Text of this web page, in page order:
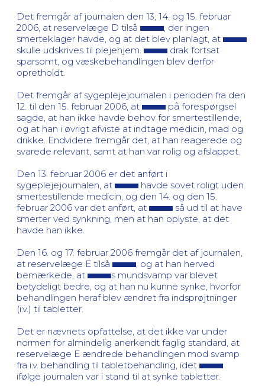
Det fremgår af journalen den 13, 14. og 15. februar
2006, at reservelæge D tilså
, der ingen
smerteklager havde, og at det blev planlagt, at
skulle udskrives til plejehjem.
drak fortsat
sparsomt, og væskebehandlingen blev derfor
opretholdt.
Det fremgår af sygeplejejournalen i perioden fra den
12. til den 15. februar 2006, at
på forespørgsel
sagde, at han ikke havde behov for smertestillende,
og at han i øvrigt afviste at indtage medicin, mad og
drikke. Endvidere fremgår det, at han reagerede og
svarede relevant, samt at han var rolig og afslappet.
Den 13. februar 2006 er det anført i
sygeplejejournalen, at
havde sovet roligt uden
smertestillende medicin, og den 14. og den 15.
februar 2006 var det anført, at
så ud til at have
smerter ved synkning, men at han oplyste, at det
havde han ikke.
Den 16. og 17. februar 2006 fremgår det af journalen,
at reservelæge E tilså
, og at han herved
bemærkede, at
s mundsvamp var blevet
betydeligt bedre, og at han nu kunne synke, hvorfor
behandlingen heraf blev ændret fra indsprøjtninger
(i.v.) til tabletter.
Det er nævnets opfattelse, at det ikke var under
normen for almindelig anerkendt faglig standard, at
reservelæge E ændrede behandlingen mod svamp
fra i.v. behandling til tabletbehandling, idet
ifølge journalen var i stand til at synke tabletter.